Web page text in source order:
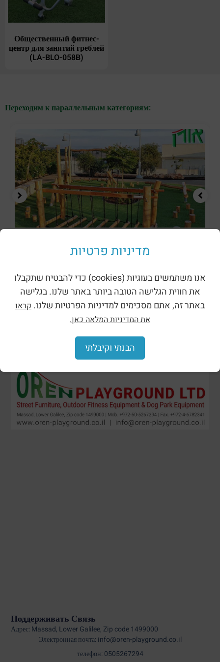
Общественный фитнес-
центр для занятий греблей
(LA-BLO-058B)
Переходим к параллельным категориям:
Поддерживать Связь
Адрес: Massad, Lower Galilee, Zip code 1499000
Электронная почта: info@oren-playground.co.il
телефон: 0505267294
מדיניות פרטיות
אנו משתמשים בעוגיות (cookies) כדי להבטיח שתקבלו
את חווית הגלישה הטובה ביותר באתר שלנו. בגלישה
באתר זה, אתם מסכימים למדיניות הפרטיות שלנו. קראו
את המדיניות המלאה כאן.
הבנתי וקיבלתי